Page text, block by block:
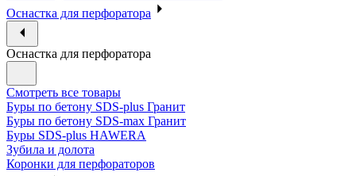
Оснастка для перфоратора
Оснастка для перфоратора
Смотреть все товары
Буры по бетону SDS-plus Гранит
Буры по бетону SDS-max Гранит
Буры SDS-plus HAWERA
Зубила и долота
Коронки для перфораторов